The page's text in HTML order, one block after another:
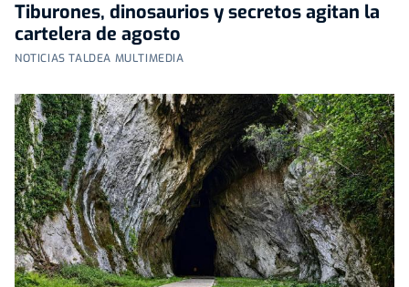
Tiburones, dinosaurios y secretos agitan la
cartelera de agosto
NOTICIAS TALDEA MULTIMEDIA